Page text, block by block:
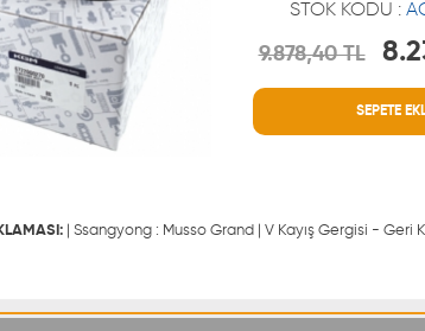
STOK KODU :
9.878,40 TL
SEPETE
| Ssangyong : Musso Grand | V Kayış Gergisi - Geri
WHATSAPP
0543 329 21 66
0543 329 21 55
MÜŞTERİ HİZMETLERİ